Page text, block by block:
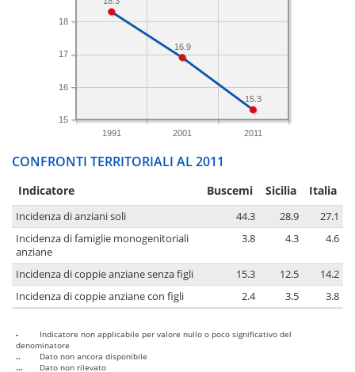
1991 2001 2011
15
16
17
18
15.3
16.9
CONFRONTI TERRITORIALI AL 2011
Indicatore Buscemi Sicilia Italia
Incidenza di anziani soli 44.3 28.9
27.1
Incidenza di famiglie monogenitoriali
anziane
3.8 4.3 4.6
Incidenza di coppie anziane senza figli 15.3 12.5
14.2
Incidenza di coppie anziane con figli
2.4 3.5 3.8
-
Indicatore non applicabile per valore nullo o poco significativo del
denominatore
..
Dato non ancora disponibile
...
Dato non rilevato